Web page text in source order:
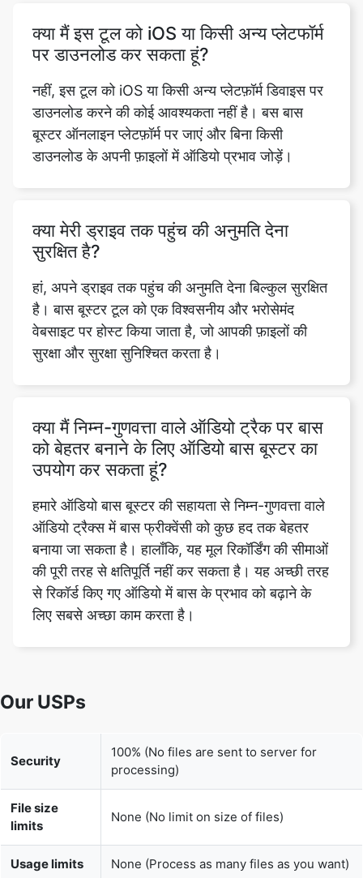
नहीं, इस टूल को iOS या किसी अन्य प्लेटफ़ॉर्म डिवाइस पर
डाउनलोड करने की कोई आवश्यकता नहीं है। बस बास
बूस्टर ऑनलाइन प्लेटफ़ॉर्म पर जाएं और बिना किसी
डाउनलोड के अपनी फ़ाइलों में ऑडियो प्रभाव जोड़ें।
क्या मेरी ड्राइव तक पहुंच की अनुमति देना
हां, अपने ड्राइव तक पहुंच की अनुमति देना बिल्कुल सुरक्षित
है। बास बूस्टर टूल को एक विश्वसनीय और भरोसेमंद
वेबसाइट पर होस्ट किया जाता है, जो आपकी फ़ाइलों की
सुरक्षा और सुरक्षा सुनिश्चित करता है।
क्या मैं निम्न-गुणवत्ता वाले ऑडियो ट्रैक पर बास
हमारे ऑडियो बास बूस्टर की सहायता से निम्न-गुणवत्ता वाले
ऑडियो ट्रैक्स में बास फ्रीक्वेंसी को कुछ हद तक बेहतर
बनाया जा सकता है। हालाँकि, यह मूल रिकॉर्डिंग की सीमाओं
की पूरी तरह से क्षतिपूर्ति नहीं कर सकता है। यह अच्छी तरह
से रिकॉर्ड किए गए ऑडियो में बास के प्रभाव को बढ़ाने के
लिए सबसे अच्छा काम करता है।
limits
None (No limit on size of files)
Usage limits None (Process as many files as you want)
Price
User
None (We do not request for user